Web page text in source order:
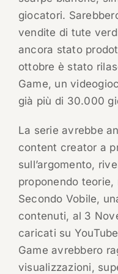
giocatori.
vendite di tute
ancora stato
ottobre è stato
Game, un
già più di 30.000
La serie avrebbe
content creator a
sull’argomento,
proponendo
Secondo Vobile,
contenuti, al 3
caricati su
Game avrebbero
visualizzazioni,